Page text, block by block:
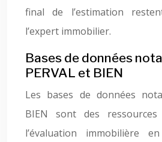
final de l’estimation
l’expert immobilier.
Bases de données
PERVAL et BIEN
Les bases de données
BIEN sont des
l’évaluation immobilière en